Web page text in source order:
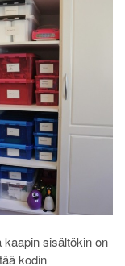
kaapin sisältökin on
kodin